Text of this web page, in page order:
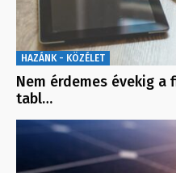
HAZÁNK - KÖZÉLET
Nem érdemes évekig
tabl…